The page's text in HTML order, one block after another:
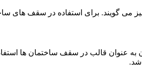
می گویند. برای استفاده در سقف های
به عنوان قالب در سقف ساختمان ها
شد.